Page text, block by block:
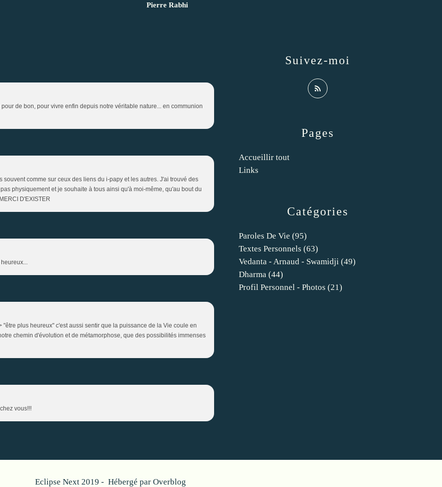
Pierre Rabhi
de bon, pour vivre enfin depuis notre véritable nature... en communion
comme sur ceux des liens du i-papy et les autres. J'ai trouvé des
physiquement et je souhaite à tous ainsi qu'à moi-même, qu'au bout du
D'EXISTER
plus heureux" c'est aussi sentir que la puissance de la Vie coule en
chemin d'évolution et de métamorphose, que des possibilités immenses
vous!!!
Catégories
Paroles De Vie (95)
Textes Personnels (63)
Vedanta - Arnaud - Swamidji (49)
Dharma (44)
Profil Personnel - Photos (21)
Pages
Accueillir tout
Links
Suivez-moi
Eclipse Next 2019 - Hébergé par Overblog